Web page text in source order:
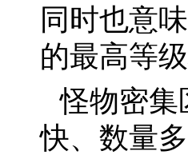
同时也意
的最高等
怪物密集
快、数量